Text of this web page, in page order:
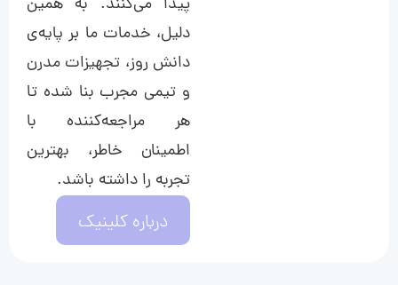
دلیل، خدمات ما بر پایه‌ی
دانش روز، تجهیزات مدرن
و تیمی مجرب بنا شده تا
هر مراجعه‌کننده با
اطمینان خاطر، بهترین
تجربه را داشته باشد.
درباره کلینیک